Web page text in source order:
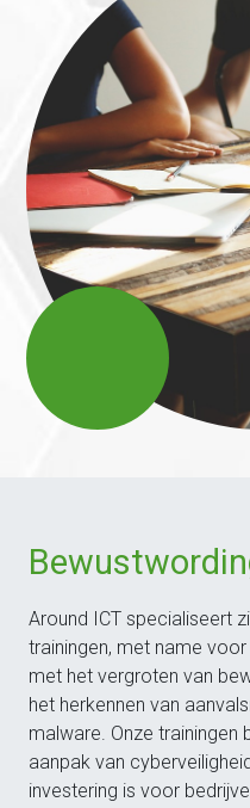
Around ICT specialiseert
trainingen, met name
met het vergroten van
het herkennen van
malware. Onze
aanpak van
investering is voor